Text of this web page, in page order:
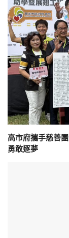
高市府攜手慈善
勇敢逐夢